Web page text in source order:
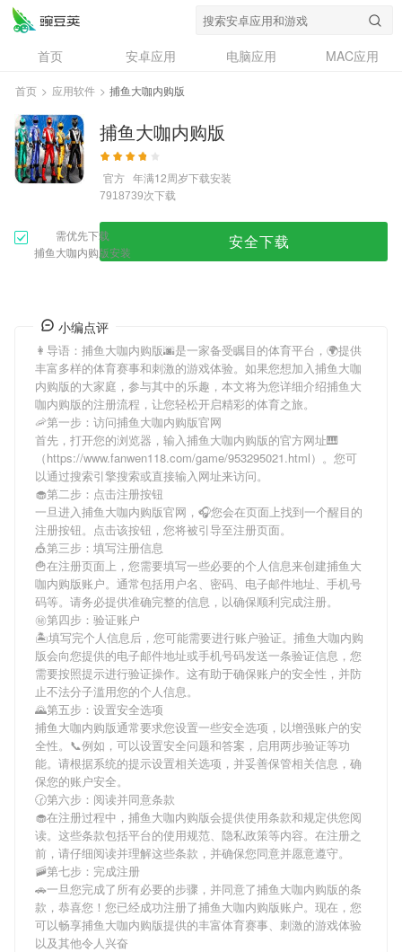
首页 安卓应用 电脑应用
MAC应用
资讯
专题
问答
首页 > 应用软件 > 捕鱼大咖内购版
捕鱼大咖内购版
官方 年满12周岁下载安装
7918739次下载
需优先下载
捕鱼大咖内购版安装
安全下载
小编点评
👩导语： 捕鱼大咖内购版🌆是一家备受瞩目的体育平台，🌍提供
丰富多样的体育赛事和刺激的游戏体验。如果您想加入捕鱼大咖
内购版的大家庭，参与其中的乐趣，本文将为您详细介绍捕鱼大
咖内购版的注册流程，让您轻松开启精彩的体育之旅。
🦐第一步：访问捕鱼大咖内购版官网
首先，打开您的浏览器，输入捕鱼大咖内购版的官方网址🎹
（https://www.fanwen118.com/game/953295021.html）。您可
以通过搜索引擎搜索或直接输入网址来访问。
🧁第二步：点击注册按钮
一旦进入捕鱼大咖内购版官网，🎧您会在页面上找到一个醒目的
注册按钮。点击该按钮，您将被引导至注册页面。
🎪第三步：填写注册信息
🍟在注册页面上，您需要填写一些必要的个人信息来创建捕鱼大
咖内购版账户。通常包括用户名、密码、电子邮件地址、手机号
码等。请务必提供准确完整的信息，以确保顺利完成注册。
㊙第四步：验证账户
🏝填写完个人信息后，您可能需要进行账户验证。 捕鱼大咖内购
版会向您提供的电子邮件地址或手机号码发送一条验证信息，您
需要按照提示进行验证操作。这有助于确保账户的安全性，并防
止不法分子滥用您的个人信息。
🌄第五步：设置安全选项
捕鱼大咖内购版通常要求您设置一些安全选项，以增强账户的安
全性。📞例如，可以设置安全问题和答案，启用两步验证等功
能。请根据系统的提示设置相关选项，并妥善保管相关信息，确
保您的账户安全。
🕝第六步：阅读并同意条款
🧁在注册过程中， 捕鱼大咖内购版会提供使用条款和规定供您阅
读。这些条款包括平台的使用规范、隐私政策等内容。在注册之
前，请仔细阅读并理解这些条款，并确保您同意并愿意遵守。
🚠第七步：完成注册
🚗一旦您完成了所有必要的步骤，并同意了捕鱼大咖内购版的条
款，恭喜您！您已经成功注册了捕鱼大咖内购版账户。现在，您
可以畅享捕鱼大咖内购版提供的丰富体育赛事、刺激的游戏体验
以及其他令人兴奋